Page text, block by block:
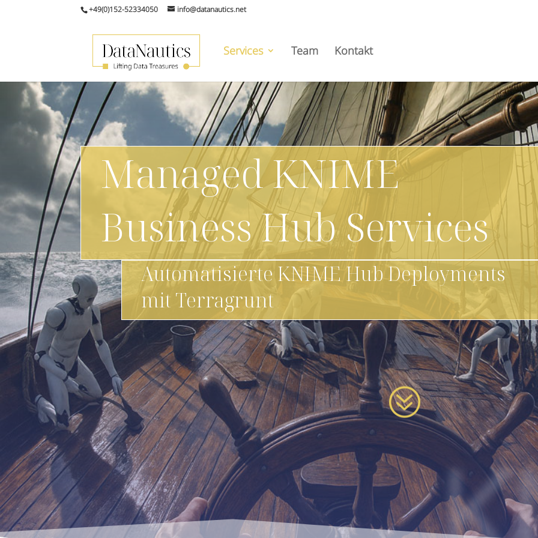
+49(0)152-52334050 info@datanautics.net
Services Team Kontakt
Managed KNIME
Business Hub Services
Automatisierte KNIME Hub Deployments
mit Terragrunt
?